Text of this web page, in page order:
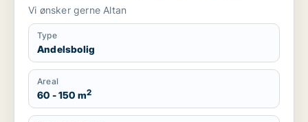
Vi ønsker gerne Altan
Type
Andelsbolig
Areal
60 - 150 m2